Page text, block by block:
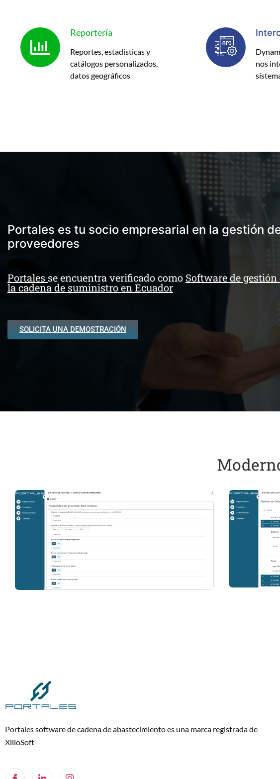
Reportería
Reportes, estadísticas y
catálogos personalizados,
datos geográficos
nos
Portales es tu socio empresarial en la gestión
proveedores
Portales se encuentra verificado como Software de gestión
la cadena de suministro en Ecuador
SOLICITA UNA DEMOSTRACIÓN
Portales software de cadena de abastecimiento es una marca registrada de
XilioSoft